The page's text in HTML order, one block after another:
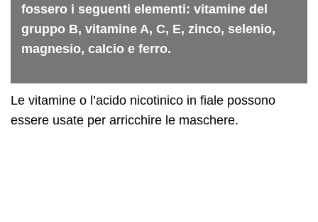
fossero i seguenti elementi: vitamine del
gruppo B, vitamine A, C, E, zinco, selenio,
magnesio, calcio e ferro.
Le vitamine o l’acido nicotinico in fiale possono
essere usate per arricchire le maschere.